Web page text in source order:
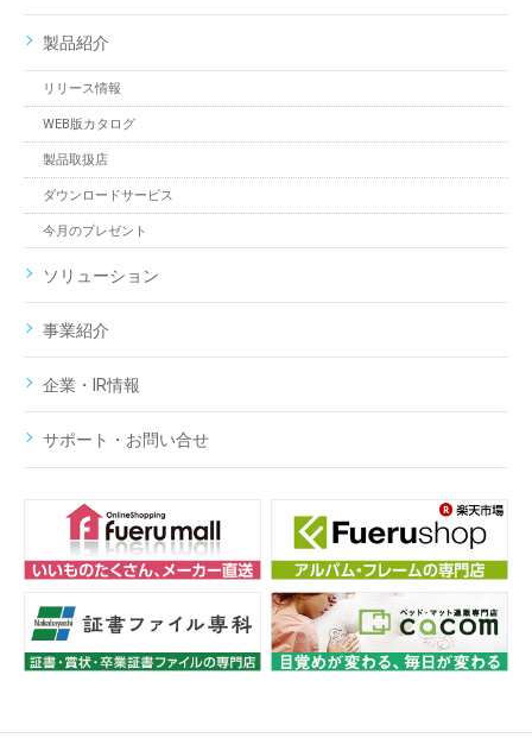
製品紹介
リリース情報
WEB版カタログ
製品取扱店
ダウンロードサービス
今月のプレゼント
ソリューション
事業紹介
企業・IR情報
サポート・お問い合せ